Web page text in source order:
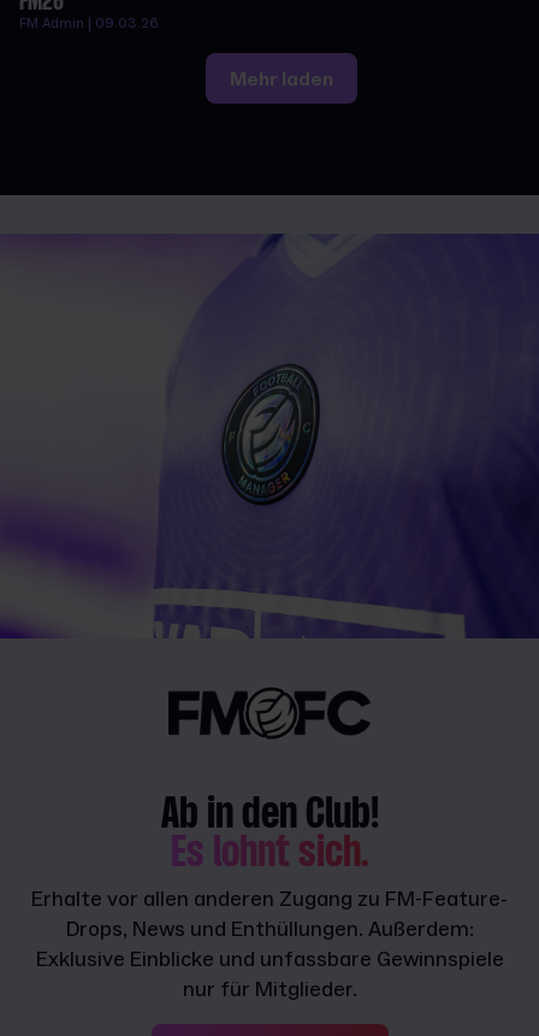
FM Admin | 09.03.26
Mehr laden
Ab in den Club!
Es lohnt sich.
Erhalte vor allen anderen Zugang zu FM-Feature-
Drops, News und Enthüllungen. Außerdem:
Exklusive Einblicke und unfassbare Gewinnspiele
nur für Mitglieder.